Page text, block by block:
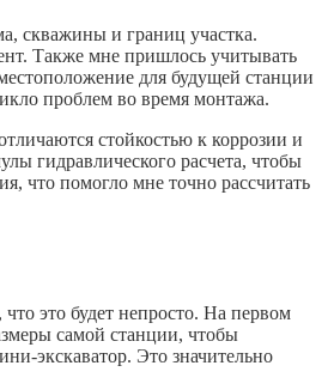
скважины и границ участка.
Также мне пришлось учитывать
для будущей станции
проблем во время монтажа.
стойкостью к коррозии и
гидравлического расчета, чтобы
что помогло мне точно рассчитать
это будет непросто. На первом
самой станции, чтобы
экскаватор. Это значительно